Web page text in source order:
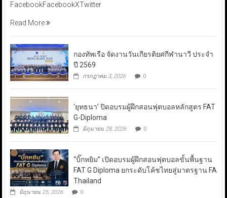
FacebookFacebookXTwitter
Read More
กองทัพเรือ จัดงานวันเกียรติยศกีฬานาวี ประจำ
ปี 2569
กรกฎาคม 3, 2026 0
‘ยุทธนา’ ปิดอบรมผู้ฝึกสอนฟุตบอลหลักสูตร FAT
G-Diploma
มิถุนายน 28, 2026 0
“บิ๊กหยิม” เปิดอบรมผู้ฝึกสอนฟุตบอลขั้นพื้นฐาน
FAT G Diploma ยกระดับโค้ชไทยสู่มาตรฐาน FA
Thailand
มิถุนายน 25, 2026 0